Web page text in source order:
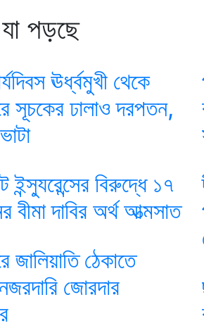
পড়ছে
ঊর্ধ্বমুখী থেকে
সূচকের ঢালাও দরপতন,
ইন্স্যুরেন্সের বিরুদ্ধে ১৭
বীমা দাবির অর্থ আত্মসাত
জালিয়াতি ঠেকাতে
জোরদার